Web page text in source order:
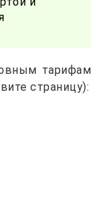
тарифам
страницу):